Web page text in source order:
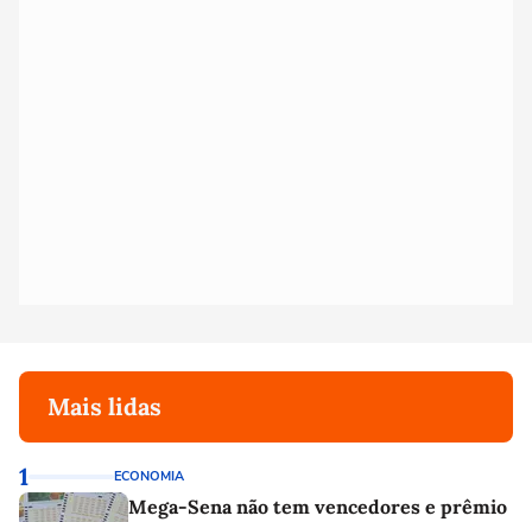
Mais lidas
1 ECONOMIA
Mega-Sena não tem vencedores e prêmio